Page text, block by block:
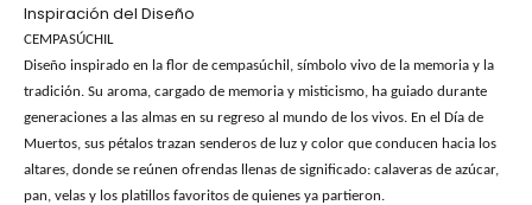
Inspiración del Diseño
CEMPASÚCHIL
Diseño inspirado en la flor de cempasúchil, símbolo vivo de la memoria y la
tradición. Su aroma, cargado de memoria y misticismo, ha guiado durante
generaciones a las almas en su regreso al mundo de los vivos. En el Día de
Muertos, sus pétalos trazan senderos de luz y color que conducen hacia los
altares, donde se reúnen ofrendas llenas de significado: calaveras de azúcar,
pan, velas y los platillos favoritos de quienes ya partieron.